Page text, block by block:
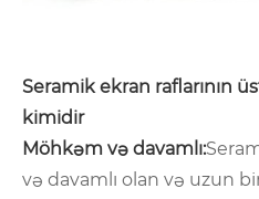
Seramik ekran raflarının
kimidir
Möhkəm və davamlı:
və davamlı olan və uzun